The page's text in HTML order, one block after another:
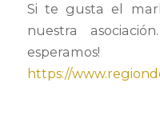
Si te gusta el
nuestra
esperamos!
https://